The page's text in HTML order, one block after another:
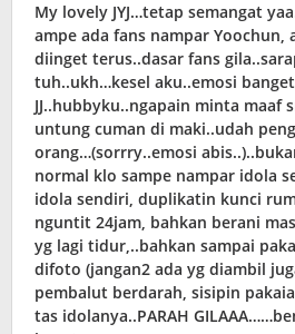
My lovely JYJ…tetap semangat
ampe ada fans nampar Yoochun,
diinget terus..dasar fans
tuh..ukh…kesel aku..emosi
JJ..hubbyku..ngapain minta maaf
untung cuman di maki..udah
orang…(sorrry..emosi
normal klo sampe nampar idola
idola sendiri, duplikatin kunci
nguntit 24jam, bahkan berani
yg lagi tidur,..bahkan sampai
difoto (jangan2 ada yg diambil
pembalut berdarah, sisipin
tas idolanya..PARAH